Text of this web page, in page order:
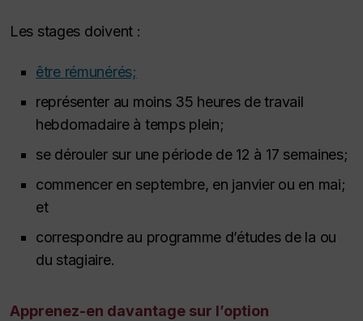
Les stages doivent :
être rémunérés;
représenter au moins 35 heures de travail
hebdomadaire à temps plein;
se dérouler sur une période de 12 à 17 semaines;
commencer en septembre, en janvier ou en mai;
et
correspondre au programme d’études de la ou
du stagiaire.
Apprenez-en davantage sur l’option